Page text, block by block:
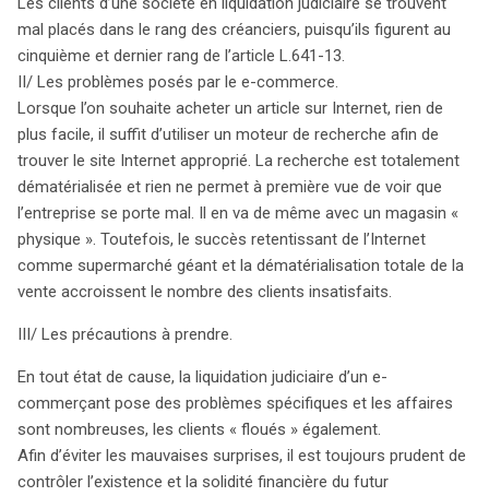
mal placés dans le rang des créanciers, puisqu’ils figurent au
cinquième et dernier rang de l’article L.641-13.
II/ Les problèmes posés par le e-commerce.
Lorsque l’on souhaite acheter un article sur Internet, rien de
plus facile, il suffit d’utiliser un moteur de recherche afin de
trouver le site Internet approprié. La recherche est totalement
dématérialisée et rien ne permet à première vue de voir que
l’entreprise se porte mal. Il en va de même avec un magasin «
physique ». Toutefois, le succès retentissant de l’Internet
comme supermarché géant et la dématérialisation totale de la
vente accroissent le nombre des clients insatisfaits.
III/ Les précautions à prendre.
En tout état de cause, la liquidation judiciaire d’un e-
commerçant pose des problèmes spécifiques et les affaires
sont nombreuses, les clients « floués » également.
Afin d’éviter les mauvaises surprises, il est toujours prudent de
contrôler l’existence et la solidité financière du futur